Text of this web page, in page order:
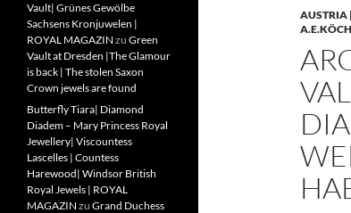
AUSTRIA
Vault| Grünes Gewölbe
Sachsens Kronjuwelen |
ROYAL MAGAZIN zu Green
Vault at Dresden |The Glamour
is back | The stolen Saxon
Crown jewels are found
Butterfly Tiara| Diamond
Diadem – Mary Princess Royal
Jewellery| Viscountess
Lascelles | Countess
Harewood| Windsor British
Royal Jewels | ROYAL
MAGAZIN zu Grand Duchess